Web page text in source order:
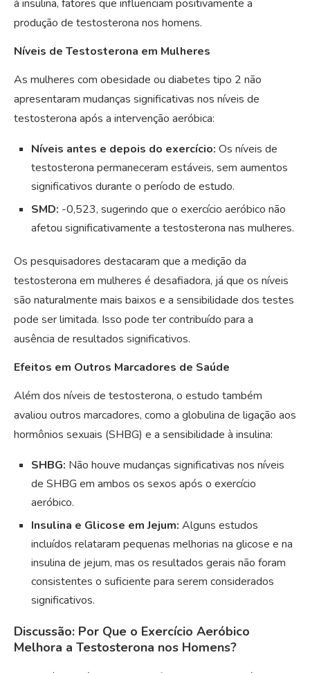
à insulina, fatores que influenciam positivamente a
produção de testosterona nos homens.
Níveis de Testosterona em Mulheres
As mulheres com obesidade ou diabetes tipo 2 não
apresentaram mudanças significativas nos níveis de
testosterona após a intervenção aeróbica:
Níveis antes e depois do exercício: Os níveis de
testosterona permaneceram estáveis, sem aumentos
significativos durante o período de estudo.
SMD: -0,523, sugerindo que o exercício aeróbico não
afetou significativamente a testosterona nas mulheres.
Os pesquisadores destacaram que a medição da
testosterona em mulheres é desafiadora, já que os níveis
são naturalmente mais baixos e a sensibilidade dos testes
pode ser limitada. Isso pode ter contribuído para a
ausência de resultados significativos.
Efeitos em Outros Marcadores de Saúde
Além dos níveis de testosterona, o estudo também
avaliou outros marcadores, como a globulina de ligação aos
hormônios sexuais (SHBG) e a sensibilidade à insulina:
SHBG: Não houve mudanças significativas nos níveis
de SHBG em ambos os sexos após o exercício
aeróbico.
Insulina e Glicose em Jejum: Alguns estudos
incluídos relataram pequenas melhorias na glicose e na
insulina de jejum, mas os resultados gerais não foram
consistentes o suficiente para serem considerados
significativos.
Discussão: Por Que o Exercício Aeróbico
Melhora a Testosterona nos Homens?